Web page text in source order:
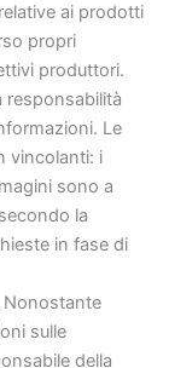
ai prodotti
propri
produttori.
responsabilità
Le
vincolanti: i
sono a
la
in fase di
sulle
della